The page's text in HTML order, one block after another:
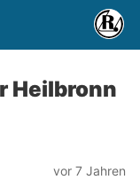
Heilbronn
vor 7 Jahren